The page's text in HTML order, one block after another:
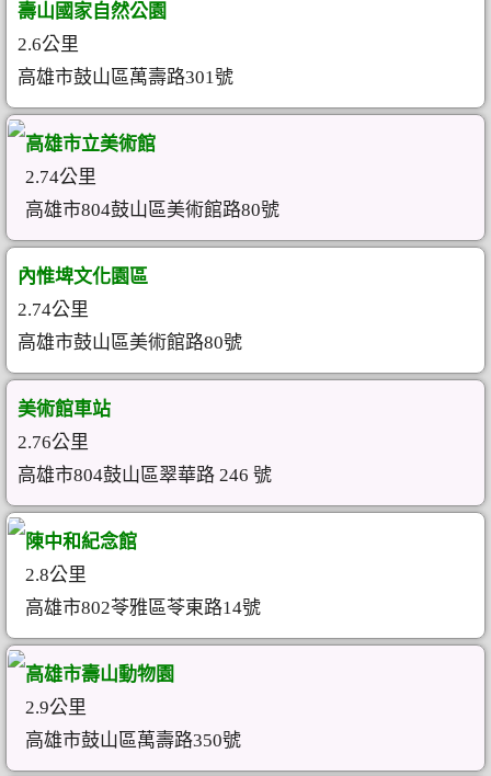
壽山國家自然公園
2.6公里
高雄市鼓山區萬壽路301號
高雄市立美術館
2.74公里
高雄市804鼓山區美術館路80號
內惟埤文化園區
2.74公里
高雄市鼓山區美術館路80號
美術館車站
2.76公里
高雄市804鼓山區翠華路 246 號
陳中和紀念館
2.8公里
高雄市802苓雅區苓東路14號
高雄市壽山動物園
2.9公里
高雄市鼓山區萬壽路350號